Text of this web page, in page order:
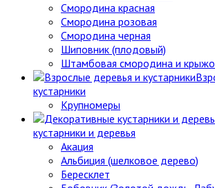
Смородина красная
Смородина розовая
Смородина черная
Шиповник (плодовый)
Штамбовая смородина и
кустарники
Крупномеры
кустарники и деревья
Акация
Альбиция (шелковое дерево)
Бересклет